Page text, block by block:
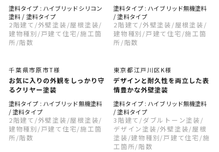
塗料タイプ : ハイブリッドシリコン
塗料 / 塗料タイプ
2階建て /外壁塗装 /屋根塗装/
建物種別 /戸建て住宅/施工箇
所 /階数
塗料タイプ : ハイブリッド無機塗料
/ 塗料タイプ
2階建て /外壁塗装 /屋根塗装 /
建物種別 /戸建て住宅 /施工箇
所 /階数
千葉県市原市T様
お気に入りの外観をしっかり守
るクリヤー塗装
塗料タイプ : ハイブリッド無機塗料
/ 塗料タイプ
2階建て /外壁塗装 /屋根塗装/
建物種別 /戸建て住宅/施工箇
所 /階数
東京都江戸川区K様
デザインと耐久性を両立した表
情豊かな外壁塗装
塗料タイプ : ハイブリッド無機塗料
/ 塗料タイプ
3階建て /ダブルトーン塗装 /
デザイン塗装 /外壁塗装/屋根
塗装 /建物種別/戸建て住宅 /施
工箇所/階数